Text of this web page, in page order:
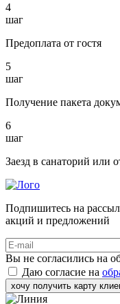
4
шаг
Предоплата от гостя
5
шаг
Получение пакета
6
шаг
Заезд в санаторий или
Подпишитесь на
акций и предложений
Вы не согласились на
Даю согласие на
хочу получить карту